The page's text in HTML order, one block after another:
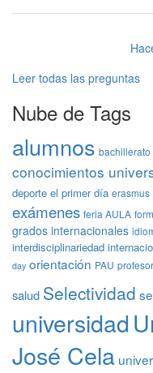
Leer todas las preguntas
Nube de Tags
alumnos bachillerato
conocimientos
deporte el primer día erasmus
exámenes feria AULA
grados internacionales
interdisciplinariedad
day orientación PAU
salud Selectividad
universidad
José Cela